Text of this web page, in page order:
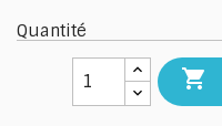
Quantité
